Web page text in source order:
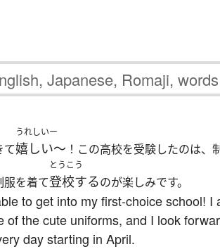
て
うれしいー
嬉しい〜 ！この高校を受験したのは、
服を着て
とうこう
登校するのが楽しみです。
to get into my first-choice school! I
of the cute uniforms, and I look
day starting in April.